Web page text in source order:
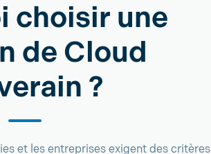
choisir une
de Cloud
?
et les entreprises exigent des critères